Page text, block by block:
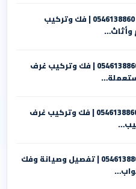
نجار الشبيكة بمكة 0546138860⁩ | فك وتركيب
وأثاث…
نجار الحمراء بمكة 0546138860⁩ | فك وتركيب غرف
نجار الفيحاء بمكة 0546138860⁩ | فك وتركيب غرف
نجار مكة العوالي 0546138860⁩ | تفصيل وصيانة وفك